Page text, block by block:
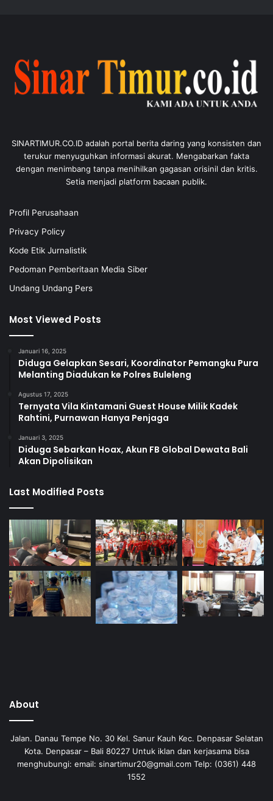
SINARTIMUR.CO.ID adalah portal berita daring yang konsisten dan
terukur menyuguhkan informasi akurat. Mengabarkan fakta
dengan menimbang tanpa menihilkan gagasan orisinil dan kritis.
Setia menjadi platform bacaan publik.
Profil Perusahaan
Privacy Policy
Kode Etik Jurnalistik
Pedoman Pemberitaan Media Siber
Undang Undang Pers
Most Viewed Posts
Januari 16, 2025
Diduga Gelapkan Sesari, Koordinator Pemangku Pura
Melanting Diadukan ke Polres Buleleng
Agustus 17, 2025
Ternyata Vila Kintamani Guest House Milik Kadek
Rahtini, Purnawan Hanya Penjaga
Januari 3, 2025
Diduga Sebarkan Hoax, Akun FB Global Dewata Bali
Akan Dipolisikan
Last Modified Posts
About
Jalan. Danau Tempe No. 30 Kel. Sanur Kauh Kec. Denpasar Selatan
Kota. Denpasar – Bali 80227 Untuk iklan dan kerjasama bisa
menghubungi: email: sinartimur20@gmail.com Telp: (0361) 448
1552